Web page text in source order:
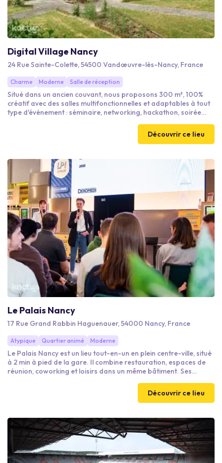
Digital Village Nancy
24 Rue Sainte-Colette, 54500 Vandœuvre-lès-Nancy, France
Charme Moderne Salle de réception
Situé dans un ancien couvant, nous proposons 300 m², 100%
créatif avec des salles multifonctionnelles et adaptables à tout
type d'événement : séminaire, networking, hackathon, soirée
Découvrir ce lieu
Le Palais Nancy
17 Rue Grand Rabbin Haguenauer, 54000 Nancy, France
Atypique Quartier animé Moderne
Le Palais Nancy est un lieu tout-en-un en plein centre-ville, situé
à 2 min à pied de la gare. Il combine restauration, espaces de
réunion, coworking et loisirs dans un même bâtiment. Ses
escape games, karaokés, blind test, quiz game et réalité
virtuelle) en font un lieu unique à Nancy pour mêler travail, repas
Découvrir ce lieu